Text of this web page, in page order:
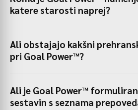
katere starosti naprej?
Ali obstajajo kakšni
pri Goal Power™?
Ali je Goal Power™
sestavin s seznama